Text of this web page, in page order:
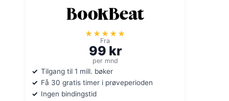
★★★★★
Fra
99 kr
per mnd
Tilgang til 1 mill. bøker
Få 30 gratis timer i prøveperioden
Ingen bindingstid